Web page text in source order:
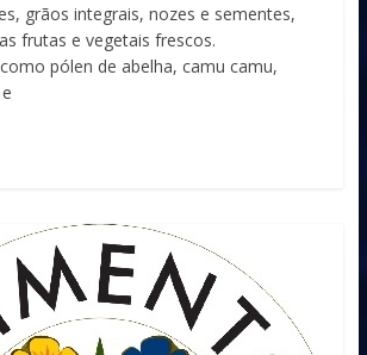
grãos integrais, nozes e sementes,
frutas e vegetais frescos.
pólen de abelha, camu camu,